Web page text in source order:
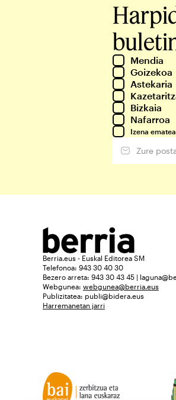
Mendia
Goizekoa
Astekaria
Bizkaia
Nafarroa
Izena
Berria.eus - Euskal Editorea SM
Telefonoa: 943 30 40 30
Bezero arreta: 943 30 43 45 |
Webgunea: webgunea@berria.eus
Publizitatea: publi@bidera.eus
Harremanetan jarri